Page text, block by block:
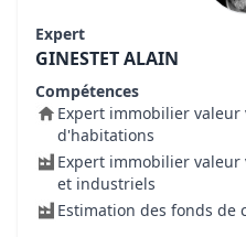
Expert
GINESTET ALAIN
Compétences
Expert immobilier valeur
d'habitations
Expert immobilier
et industriels
Estimation des fonds de